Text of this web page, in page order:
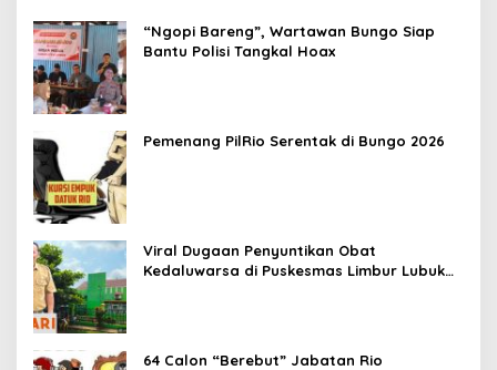
“Ngopi Bareng”, Wartawan Bungo Siap
Bantu Polisi Tangkal Hoax
Pemenang PilRio Serentak di Bungo 2026
Viral Dugaan Penyuntikan Obat
Kedaluwarsa di Puskesmas Limbur Lubuk
64 Calon “Berebut” Jabatan Rio